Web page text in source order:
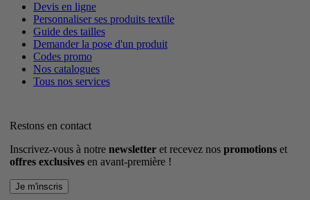
Devis en ligne
Personnaliser ses produits textile
Guide des tailles
Demander la pose d'un produit
Codes promo
Nos catalogues
Tous nos services
Restons en contact
Inscrivez-vous à notre newsletter et recevez nos promotions et
offres exclusives en avant-première !